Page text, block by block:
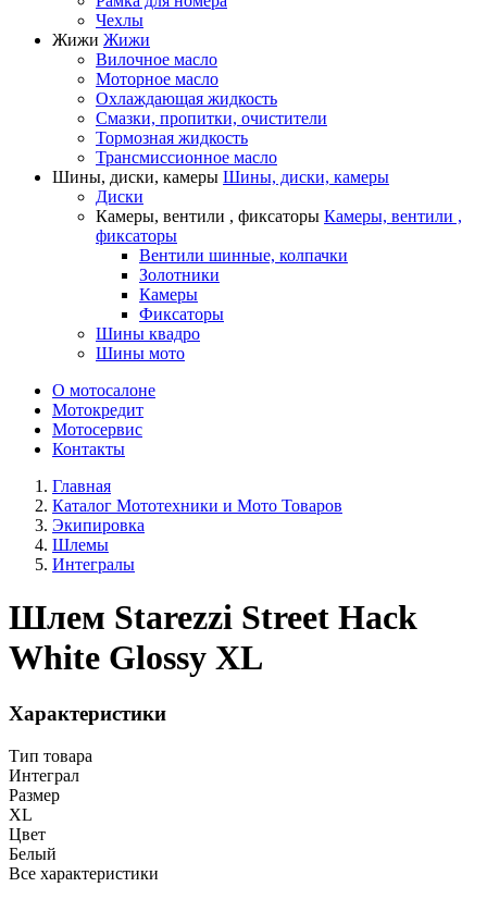
Чехлы
Жижи Жижи
Вилочное масло
Моторное масло
Охлаждающая жидкость
Смазки, пропитки, очистители
Тормозная жидкость
Трансмиссионное масло
Шины, диски, камеры Шины, диски, камеры
Диски
Камеры, вентили , фиксаторы Камеры, вентили ,
фиксаторы
Вентили шинные, колпачки
Золотники
Камеры
Фиксаторы
Шины квадро
Шины мото
О мотосалоне
Мотокредит
Мотосервис
Контакты
Главная
Каталог Мототехники и Мото Товаров
Экипировка
Шлемы
Интегралы
Шлем Starezzi Street Hack
White Glossy XL
Характеристики
Тип товара
Интеграл
Размер
XL
Цвет
Белый
Все характеристики